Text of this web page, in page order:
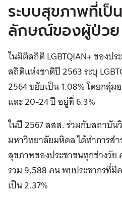
ระบบสุขภาพที่เ
ลักษณ์ของผู้ป่วย
ในมิติสถิติ LGBTQIAN+ ของป
สถิติแห่งชาติปี 2563 ระบุ
2564 ขยับเป็น 1.08% โดยกลุ่
และ 20-24 ปี อยู่ที่ 6.3%
ในปี 2567 สสส. ร่วมกับสถาบัน
มหาวิทยาลัยมหิดล ได้ทำการส
สุขภาพของประชาชนทุกช่วงวัย
รวม 9,588 คน พบประชากรที่
เป็น 2.37%